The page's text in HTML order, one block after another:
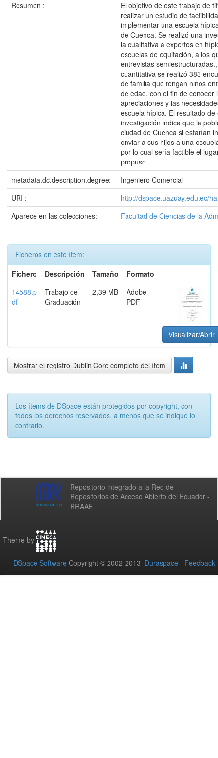
Resumen :
El objetivo de este trabajo de
realizar un estudio de
implementar una escuela
de Cuenca. Se realizó una
la cualitativa a expertos en
escuelas de equitación, a los
entrevistas
cuantitativa se realizó 383
de familia que tengan niños
de edad, con el fin de conocer
apreciaciones y las
escuela hípica. El resultado de
investigación indica que la
ciudad de Cuenca si estarían
enviar a sus hijos a una
por lo cual sería factible el
propuso.
metadata.dc.description.degree:
Ingeniero Comercial
URI :
http://dspace.uazuay.edu.ec/
Aparece en las colecciones:
Facultad de Ciencias de la
Ficheros en este ítem:
Fichero
Descripción Tamaño
Formato
14588.p
df
Trabajo de
Graduación
2,39 MB
Adobe
PDF
Visualizar/Abrir
Mostrar el registro Dublin Core completo del ítem
Los ítems de DSpace están protegidos por copyright, con
todos los derechos reservados, a menos que se indique lo
contrario.
Repositorio integrado a la Red de
Repositorios de Acceso Abierto del Ecuador -
RRAAE
Theme by
DSpace Software Copyright © 2002-2013 Duraspace - Feedback